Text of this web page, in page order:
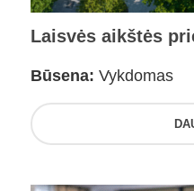
Laisvės aikštės
Būsena: Vykdomas